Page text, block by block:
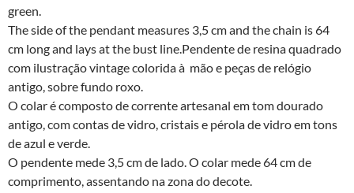
green.
The side of the pendant measures 3,5 cm and the chain is 64
cm long and lays at the bust line.Pendente de resina quadrado
com ilustração vintage colorida à mão e peças de relógio
antigo, sobre fundo roxo.
O colar é composto de corrente artesanal em tom dourado
antigo, com contas de vidro, cristais e pérola de vidro em tons
de azul e verde.
O pendente mede 3,5 cm de lado. O colar mede 64 cm de
comprimento, assentando na zona do decote.